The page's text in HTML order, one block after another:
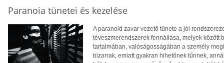
Paranoia tünetei és kezelése
A paranoid zavar vezető tünete a jól
téveszmerendszerek fennállása, melyek között
tartalmában, valóságosságában a személy
bizarrak, emiatt gyakran hihetőnek tűnnek,